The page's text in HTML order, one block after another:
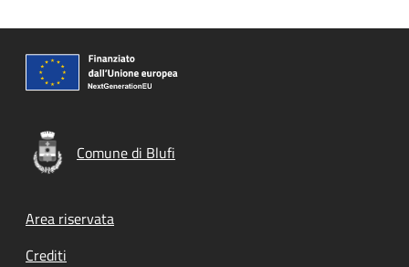
Comune di Blufi
Footer menu
Area riservata
Crediti